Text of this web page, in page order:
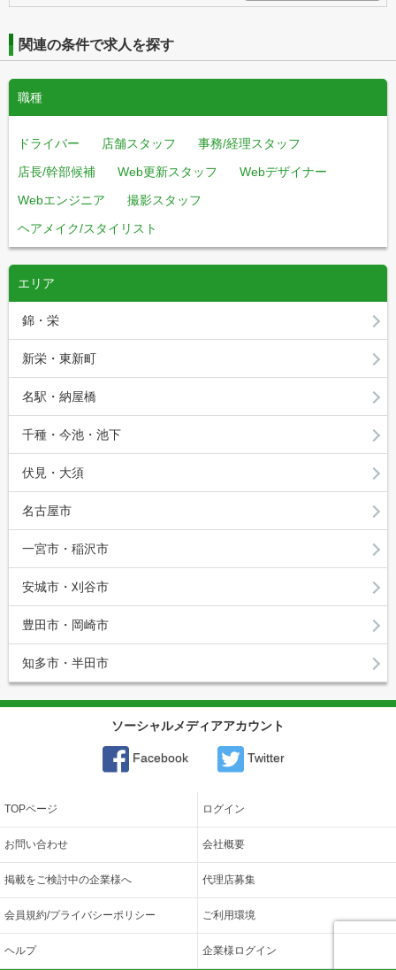
関連の条件で求人を探す
職種
ドライバー 店舗スタッフ
事務/経理スタッフ
店長/幹部候補
Web更新スタッフ
Webデザイナー
Webエンジニア
撮影スタッフ
ヘアメイク/スタイリスト
エリア
錦・栄
新栄・東新町
名駅・納屋橋
千種・今池・池下
伏見・大須
名古屋市
一宮市・稲沢市
安城市・刈谷市
豊田市・岡崎市
知多市・半田市
ソーシャルメディアアカウント
Facebook Twitter
TOPページ ログイン
お問い合わせ 会社概要
掲載をご検討中の企業様へ 代理店募集
会員規約/プライバシーポリシー ご利用環境
ヘルプ 企業様ログイン